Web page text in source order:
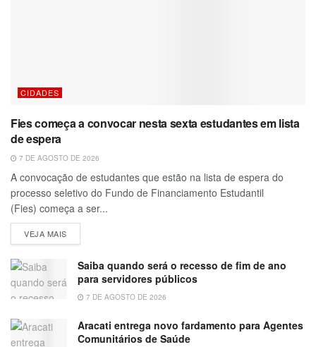
CIDADES
Fies começa a convocar nesta sexta estudantes em lista
de espera
7 DE AGOSTO DE 2026
A convocação de estudantes que estão na lista de espera do
processo seletivo do Fundo de Financiamento Estudantil
(Fies) começa a ser...
VEJA MAIS
Saiba quando será o recesso de fim de ano
para servidores públicos
7 DE AGOSTO DE 2026
Aracati entrega novo fardamento para Agentes
Comunitários de Saúde